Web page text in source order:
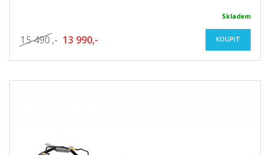
Skladem
15 490 ,- 13 990,- KOUPIT